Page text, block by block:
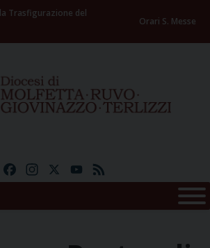
Trasfigurazione del
Orari S. Messe
FacebookInstagramYouTube